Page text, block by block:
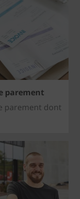
parement
parement dont